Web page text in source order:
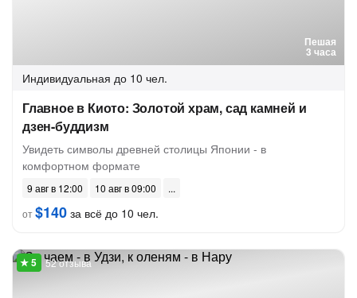
Пешая
3 часа
Индивидуальная до 10 чел.
Главное в Киото: Золотой храм, сад камней и
дзен-буддизм
Увидеть символы древней столицы Японии - в
комфортном формате
9 авг в 12:00
10 авг в 09:00
от$140 за всё до 10 чел.
52 отзыва